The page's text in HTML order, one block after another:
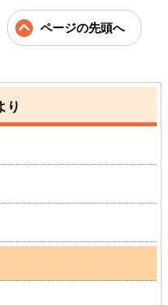
ページの先頭へ
り